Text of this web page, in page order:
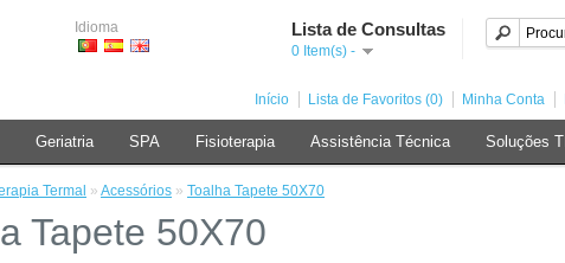
Idioma Lista de Consultas
0 Item(s) -
Início Lista de Favoritos (0) Minha Conta
Geriatria SPA Fisioterapia Assistência Técnica Soluções TI
Termal » Acessórios » Toalha Tapete 50X70
Tapete 50X70